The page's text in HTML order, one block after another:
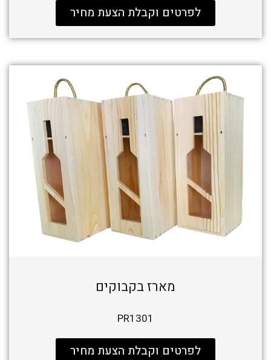
לפרטים וקבלת הצעת מחיר
מארז בקבוקים
PR1301
לפרטים וקבלת הצעת מחיר